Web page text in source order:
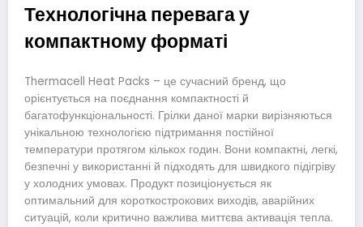
Технологічна перевага у
компактному форматі
Thermacell Heat Packs – це сучасний бренд, що
орієнтується на поєднання компактності й
багатофункціональності. Грілки даної марки вирізняються
унікальною технологією підтримання постійної
температури протягом кількох годин. Вони компактні, легкі,
безпечні у використанні й підходять для швидкого підігріву
у холодних умовах. Продукт позиціонується як
оптимальний для короткострокових виходів, аварійних
ситуацій, коли критично важлива миттєва активація тепла.